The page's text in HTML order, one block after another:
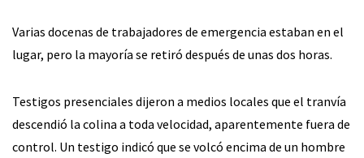
Varias docenas de trabajadores de emergencia estaban en el
lugar, pero la mayoría se retiró después de unas dos horas.
Testigos presenciales dijeron a medios locales que el tranvía
descendió la colina a toda velocidad, aparentemente fuera de
control. Un testigo indicó que se volcó encima de un hombre